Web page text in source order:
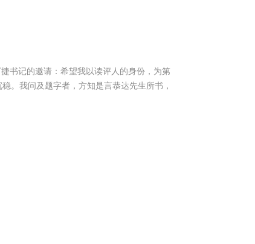
书记的邀请：希望我以读评人的身份，为第
。我问及题字者，方知是言恭达先生所书，